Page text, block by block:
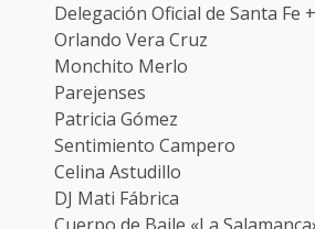
Delegación Oficial de Santa Fe
Orlando Vera Cruz
Monchito Merlo
Parejenses
Patricia Gómez
Sentimiento Campero
Celina Astudillo
DJ Mati Fábrica